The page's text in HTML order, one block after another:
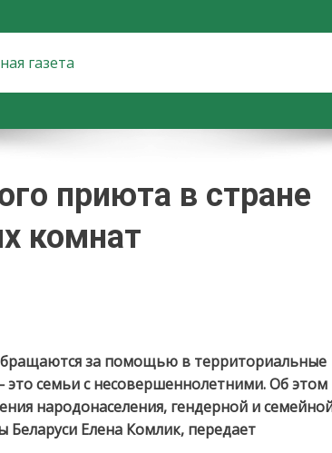
Хойник.
приюта в стране
комнат
за помощью в территориальные
семьи с несовершеннолетними. Об этом
народонаселения, гендерной и
Елена Комлик, передает